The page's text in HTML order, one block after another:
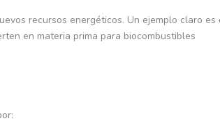
recursos energéticos. Un ejemplo claro es
en materia prima para biocombustibles